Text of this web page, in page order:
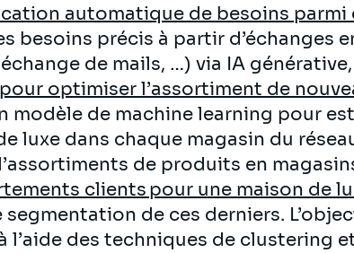
automatique de besoins parmi
besoins précis à partir d’échanges
de mails, …) via IA
optimiser l’assortiment de
modèle de machine learning pour
luxe dans chaque magasin du
de produits en
clients pour une maison de
de ces derniers.
l’aide des techniques de clustering